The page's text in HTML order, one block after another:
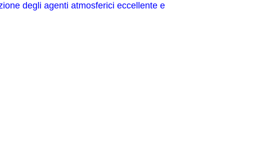
degli agenti atmosferici eccellente e